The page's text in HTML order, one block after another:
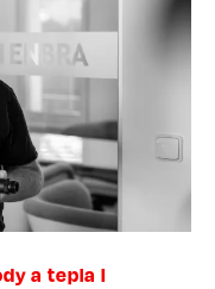
a tepla I